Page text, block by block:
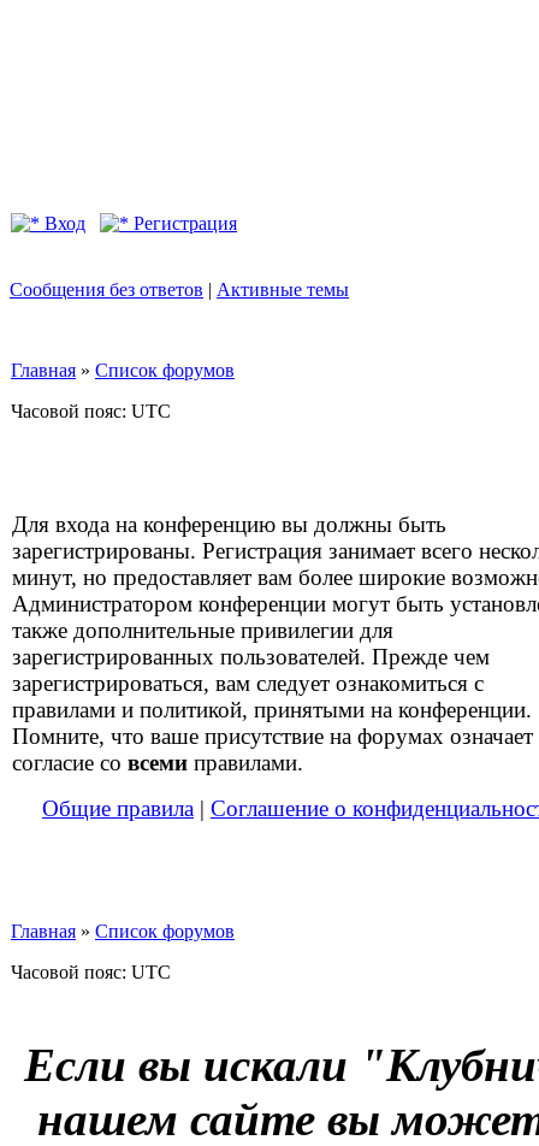
Вход Регистрация
Сообщения без ответов | Активные темы
Главная » Список форумов
Часовой пояс: UTC
Для входа на конференцию вы должны быть
зарегистрированы. Регистрация занимает всего
минут, но предоставляет вам более широкие
Администратором конференции могут быть
также дополнительные привилегии для
зарегистрированных пользователей. Прежде чем
зарегистрироваться, вам следует ознакомиться с
правилами и политикой, принятыми на конференции.
Помните, что ваше присутствие на форумах означает
согласие со всеми правилами.
Общие правила | Соглашение о
Главная » Список форумов
Часовой пояс: UTC
Если вы искали
нашем сайте вы